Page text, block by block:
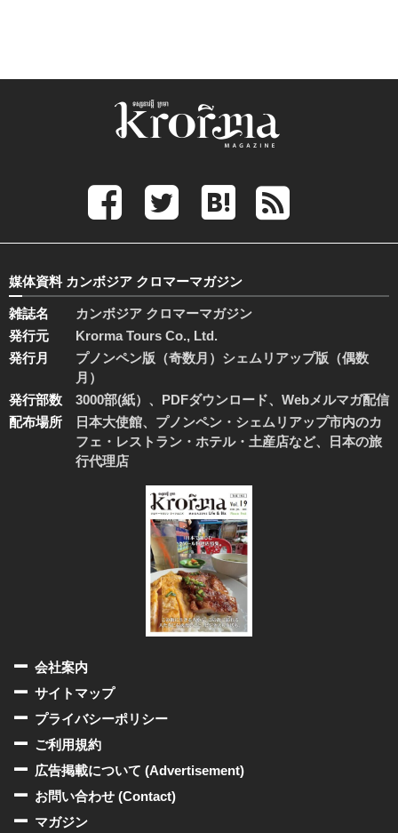
媒体資料 カンボジア クロマーマガジン
雑誌名
カンボジア クロマーマガジン
発行元
Krorma Tours Co., Ltd.
発行月
プノンペン版（奇数月）シェムリアップ版（偶数
月）
発行部数
3000部(紙）、PDFダウンロード、Webメルマガ配信
配布場所
日本大使館、プノンペン・シェムリアップ市内のカ
フェ・レストラン・ホテル・土産店など、日本の旅
行代理店
会社案内
サイトマップ
プライバシーポリシー
ご利用規約
広告掲載について (Advertisement)
お問い合わせ (Contact)
マガジン